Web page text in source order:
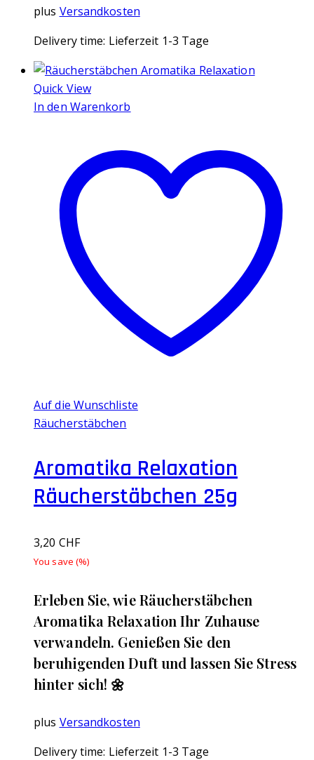
plus Versandkosten
Delivery time: Lieferzeit 1-3 Tage
Quick View
In den Warenkorb
Auf die Wunschliste
Räucherstäbchen
Aromatika Relaxation
Räucherstäbchen 25g
3,20 CHF
You save (%)
Erleben Sie, wie Räucherstäbchen
Aromatika Relaxation Ihr Zuhause
verwandeln. Genießen Sie den
beruhigenden Duft und lassen Sie Stress
hinter sich! 🌼
plus Versandkosten
Delivery time: Lieferzeit 1-3 Tage